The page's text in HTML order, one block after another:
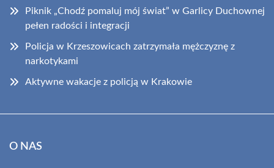
Piknik „Chodź pomaluj mój świat” w Garlicy Duchownej
pełen radości i integracji
Policja w Krzeszowicach zatrzymała mężczyznę z
narkotykami
Aktywne wakacje z policją w Krakowie
O NAS